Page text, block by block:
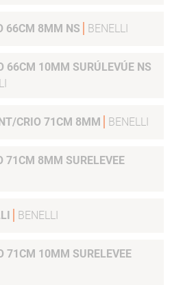
66CM 8MM NS BENELLI
66CM 10MM SURÚLEVÚE NS
CRIO 71CM 8MM BENELLI
71CM 8MM SURELEVEE
BENELLI
71CM 10MM SURELEVEE